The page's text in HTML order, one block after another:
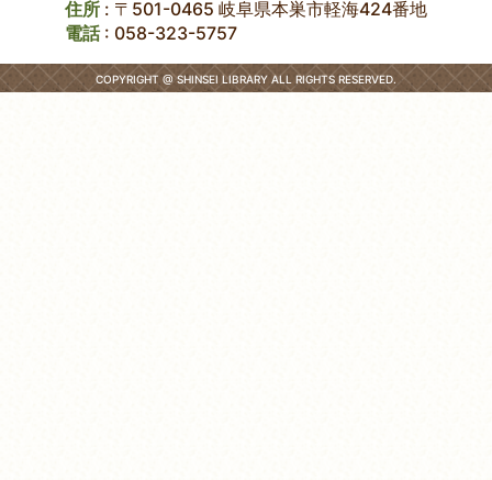
住所 : 〒501-0465 岐阜県本巣市軽海424番地
電話: 058-323-5757
COPYRIGHT @ SHINSEI LIBRARY ALL RIGHTS RESERVED.